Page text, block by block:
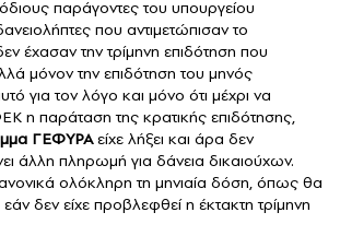
παράγοντες του υπουργείου
που αντιμετώπισαν το
έχασαν την τρίμηνη επιδότηση που
μόνον την επιδότηση του μηνός
για τον λόγο και μόνο ότι μέχρι να
η παράταση της κρατικής επιδότησης,
ΓΕΦΥΡΑείχε λήξει και άρα δεν
άλλη πληρωμή για δάνεια δικαιούχων.
ολόκληρη τη μηνιαία δόση, όπως θα
δεν είχε προβλεφθεί η έκτακτη τρίμηνη